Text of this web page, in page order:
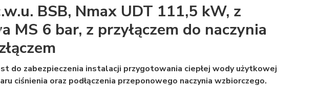
BSB, Nmax UDT 111,5 kW, z
MS 6 bar, z przyłączem do naczynia
do zabezpieczenia instalacji przygotowania ciepłej wody użytkowej
ciśnienia oraz podłączenia przeponowego naczynia wzbiorczego.